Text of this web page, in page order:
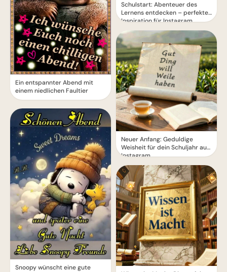
Ein entspannter Abend mit
einem niedlichen Faultier
Snoopy wünscht eine gute
Schulstart: Abenteuer des
Lernens entdecken – perfekte
Inspiration für Instagram
Neuer Anfang: Geduldige
Weisheit für dein Schuljahr auf
Instagram.